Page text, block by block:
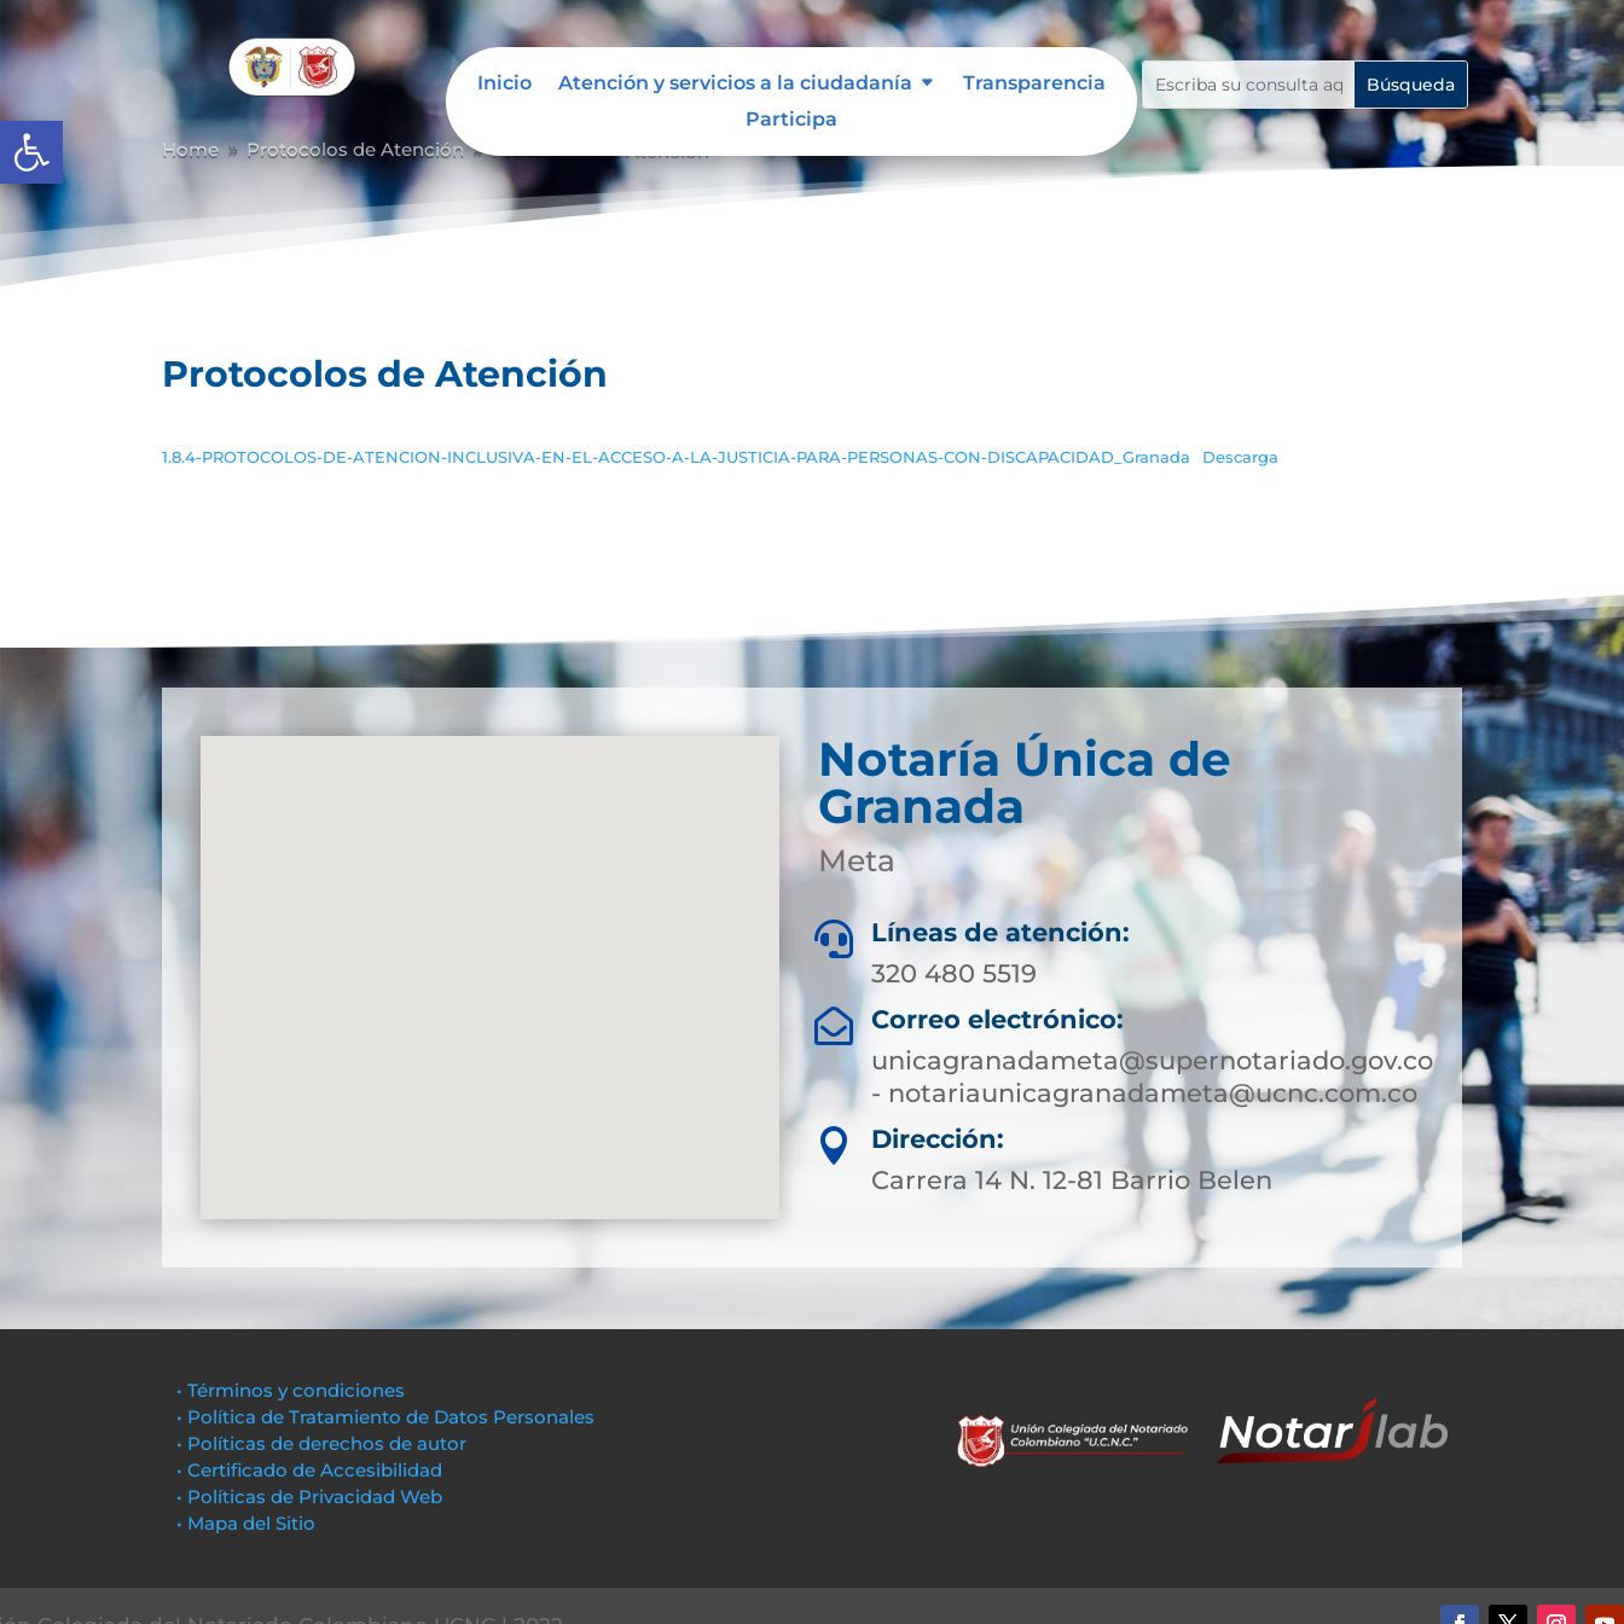
Abrir barra de herramientas
Inicio Atención y servicios a la ciudadanía
Transparencia
Participa
Home 9 Protocolos de Atención 9
Protocolos de Atención
1.8.4-PROTOCOLOS-DE-ATENCION-INCLUSIVA-EN-EL-ACCESO-A-LA-JUSTICIA-PARA-PERSONAS-CON-DISCAPACIDAD_Granada Descarga
Notaría Única de
Granada
Meta

Líneas de atención:
320 480 5519

Correo electrónico:
unicagranadameta@supernotariado.gov.co
- notariaunicagranadameta@ucnc.com.co

Dirección:
Carrera 14 N. 12-81 Barrio Belen
• Términos y condiciones
• Política de Tratamiento de Datos Personales
• Políticas de derechos de autor
• Certificado de Accesibilidad
• Políticas de Privacidad Web
• Mapa del Sitio